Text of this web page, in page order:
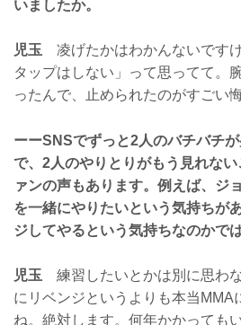
いましたか。
児玉 凌げたかはわかんないです
タップはしない」って思ってて。
ったんで、止められたのがすごい
ーーSNSでずっと2人のバチバチ
で、2人のやりとりがもう見れな
ァンの声もあります。例えば、ジ
を一緒にやりたいという気持ちが
ジしてやるという気持ちなのかで
児玉 練習したいとかは別に思わ
にリベンジというよりも本当MMA
ね。絶対します。何年かかっても